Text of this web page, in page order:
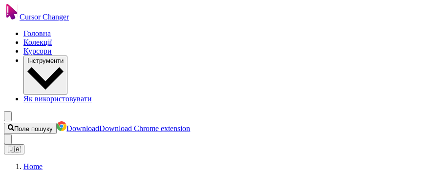
Cursor Changer
Головна
Колекції
Курсори
Інструменти
Як використовувати
Поле пошуку DownloadDownload Chrome extension
🇺🇦
Home